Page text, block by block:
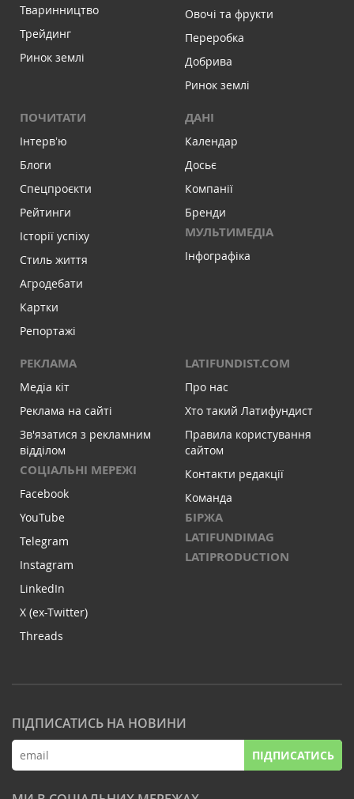
Тваринництво
Трейдинг
Ринок землі
Овочі та фрукти
Переробка
Добрива
Ринок землі
ПОЧИТАТИ
Інтервʼю
Блоги
Спецпроєкти
Рейтинги
Історії успіху
Стиль життя
Агродебати
Картки
Репортажі
ДАНІ
Календар
Досьє
Компанії
Бренди
МУЛЬТИМЕДІА
Інфографіка
РЕКЛАМА
Медіа кіт
Реклама на сайті
Зв'язатися з рекламним
відділом
СОЦІАЛЬНІ МЕРЕЖІ
Facebook
YouTube
Telegram
Instagram
LinkedIn
X (ex-Twitter)
Threads
LATIFUNDIST.COM
Про нас
Хто такий Латифундист
Правила користування
сайтом
Контакти редакції
Команда
БІРЖА
LATIFUNDIMAG
LATIPRODUCTION
ПІДПИСАТИСЬ НА НОВИНИ
ПІДПИСАТИСЬ